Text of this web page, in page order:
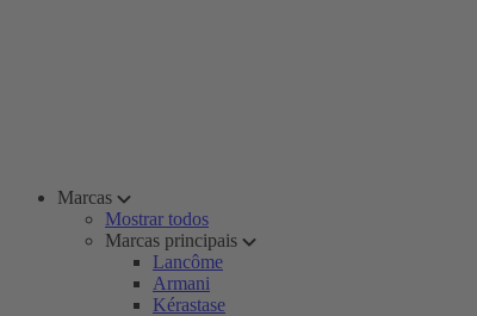
Marcas
Mostrar todos
Marcas principais
Lancôme
Armani
Kérastase